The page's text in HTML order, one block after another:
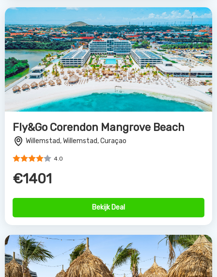
Fly&Go Corendon Mangrove Beach
Willemstad, Willemstad, Curaçao
4.0
€1401
Bekijk Deal